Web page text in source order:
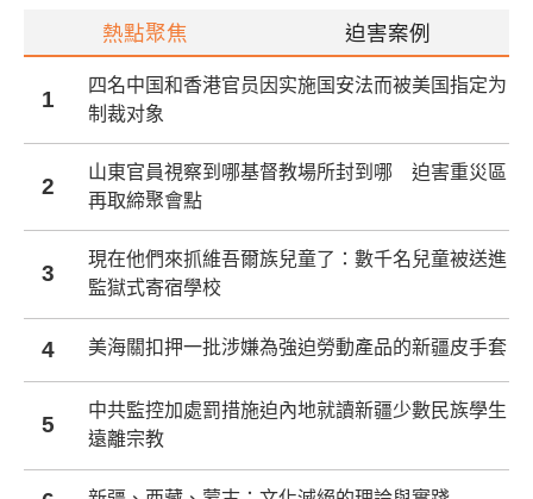
熱點聚焦 迫害案例
1
四名中国和香港官员因实施国安法而被美国指定为
制裁对象
2
山東官員視察到哪基督教場所封到哪 迫害重災區
再取締聚會點
3
現在他們來抓維吾爾族兒童了：數千名兒童被送進
監獄式寄宿學校
4 美海關扣押一批涉嫌為強迫勞動產品的新疆皮手套
5
中共監控加處罰措施迫內地就讀新疆少數民族學生
遠離宗教